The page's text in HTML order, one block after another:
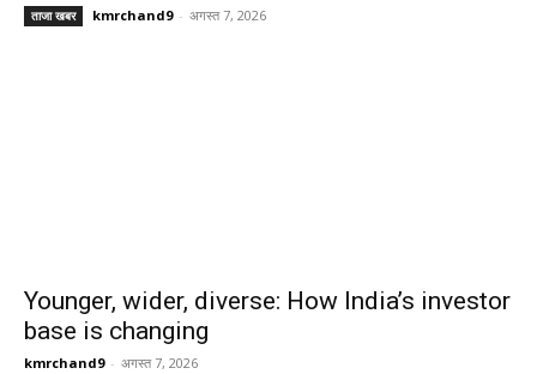
ताजा खबर kmrchand9 - अगस्त 7, 2026
Younger, wider, diverse: How India’s investor
base is changing
kmrchand9 - अगस्त 7, 2026